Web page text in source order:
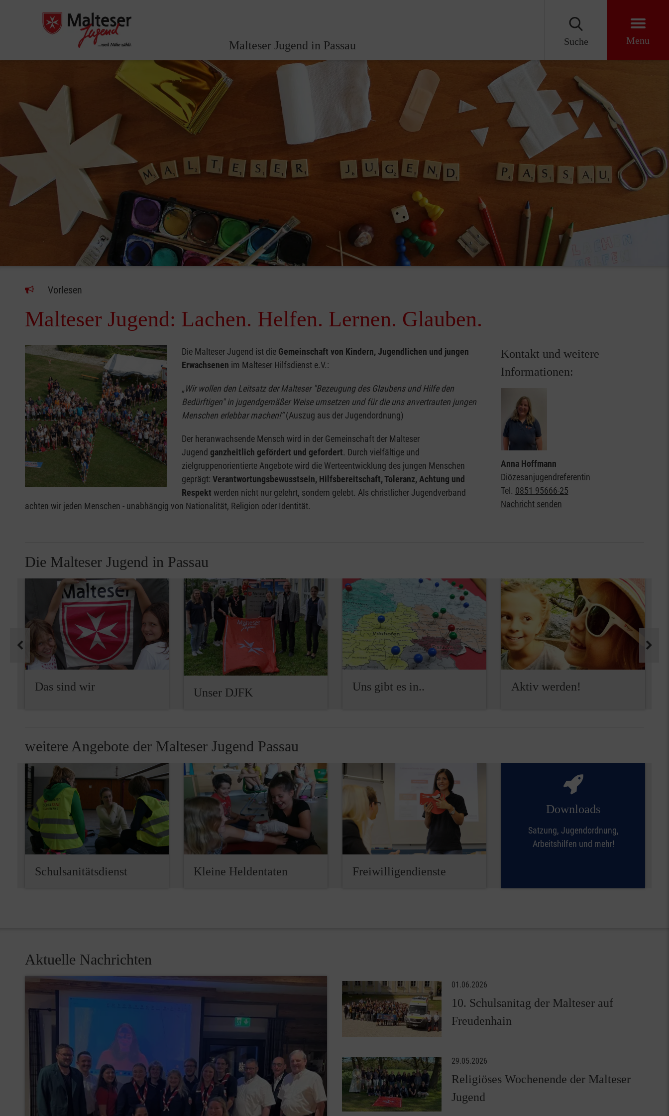
Malteser Jugend in Passau Suche Menu
Vorlesen
Malteser Jugend: Lachen. Helfen. Lernen. Glauben.
Die Malteser Jugend ist die Gemeinschaft von Kindern, Jugendlichen und jungen
Erwachsenen im Malteser Hilfsdienst e.V.:
„Wir wollen den Leitsatz der Malteser "Bezeugung des Glaubens und Hilfe den
Bedürftigen" in jugendgemäßer Weise umsetzen und für die uns anvertrauten jungen
Menschen erlebbar machen!“(Auszug aus der Jugendordnung)
Der heranwachsende Mensch wird in der Gemeinschaft der Malteser
Jugend ganzheitlich gefördert und gefordert. Durch vielfältige und
zielgruppenorientierte Angebote wird die Werteentwicklung des jungen Menschen
geprägt:Verantwortungsbewusstsein, Hilfsbereitschaft, Toleranz, Achtung und
Respekt werden nicht nur gelehrt, sondern gelebt. Als christlicher Jugendverband
achten wir jeden Menschen - unabhängig von Nationalität, Religion oder Identität.
Kontakt und weitere
Informationen:
Anna Hoffmann
Diözesanjugendreferentin
Tel. 0851 95666-25
Nachricht senden
Die Malteser Jugend in Passau
Das sind wir Unser DJFK Uns gibt es in.. Aktiv werden!
weitere Angebote der Malteser Jugend Passau
Pause
Schulsanitätsdienst Kleine Heldentaten Freiwilligendienste
Down­loads
Satzung, Jugendordnung,
Arbeitshilfen und mehr!
Aktuelle Nachrichten
01.06.2026
10. Schulsanitag der Malteser auf
Freudenhain
29.05.2026
Religiöses Wochenende der Malteser
Jugend